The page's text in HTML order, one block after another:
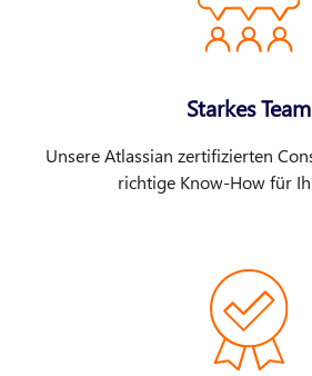
Starkes Team
Unsere Atlassian zertifizierten
richtige Know-How für